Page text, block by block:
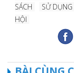
SÁCH
SỬ DỤNG
HỘI